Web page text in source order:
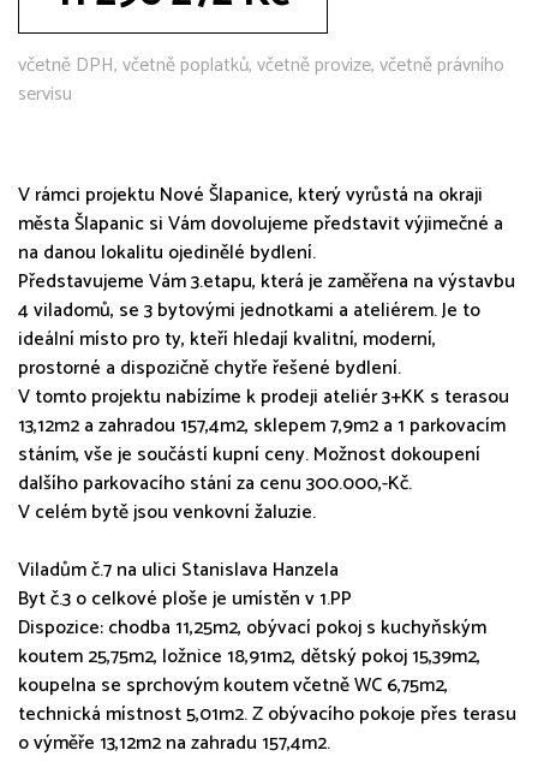
včetně DPH, včetně poplatků, včetně provize, včetně právního
servisu
V rámci projektu Nové Šlapanice, který vyrůstá na okraji
města Šlapanic si Vám dovolujeme představit výjimečné a
na danou lokalitu ojedinělé bydlení.
Představujeme Vám 3.etapu, která je zaměřena na výstavbu
4 viladomů, se 3 bytovými jednotkami a ateliérem. Je to
ideální místo pro ty, kteří hledají kvalitní, moderní,
prostorné a dispozičně chytře řešené bydlení.
V tomto projektu nabízíme k prodeji ateliér 3+KK s terasou
13,12m2 a zahradou 157,4m2, sklepem 7,9m2 a 1 parkovacím
stáním, vše je součástí kupní ceny. Možnost dokoupení
dalšího parkovacího stání za cenu 300.000,-Kč.
V celém bytě jsou venkovní žaluzie.
Viladům č.7 na ulici Stanislava Hanzela
Byt č.3 o celkové ploše je umístěn v 1.PP
Dispozice: chodba 11,25m2, obývací pokoj s kuchyňským
koutem 25,75m2, ložnice 18,91m2, dětský pokoj 15,39m2,
koupelna se sprchovým koutem včetně WC 6,75m2,
technická místnost 5,01m2. Z obývacího pokoje přes terasu
o výměře 13,12m2 na zahradu 157,4m2.